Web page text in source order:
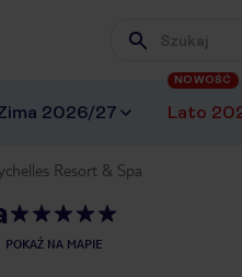
Wpisz frazę,
2026/27 Lato
NOWOŚĆ
Resort & Spa
POKAŻ NA MAPIE